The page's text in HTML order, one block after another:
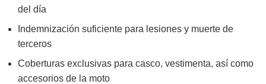
del día
Indemnización suficiente para lesiones y muerte de
terceros
Coberturas exclusivas para casco, vestimenta, así como
accesorios de la moto